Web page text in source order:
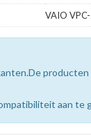
VAIO
aan te